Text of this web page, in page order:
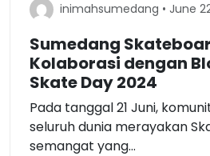
inimahsumedang • June
Sumedang
Kolaborasi dengan
Skate Day 2024
Pada tanggal 21 Juni,
seluruh dunia merayakan
semangat yang...